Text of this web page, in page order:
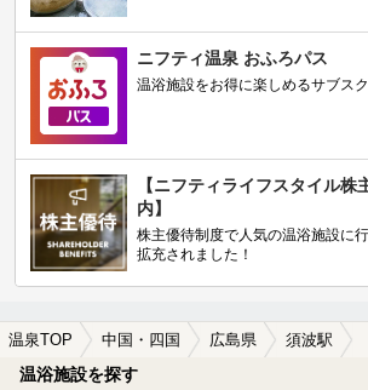
ニフティ温泉 おふろパス
温浴施設をお得に楽しめるサブス
【ニフティライフスタイル株
内】
株主優待制度で人気の温浴施設に
拡充されました！
温泉TOP 中国・四国 広島県 須波駅
温浴施設を探す